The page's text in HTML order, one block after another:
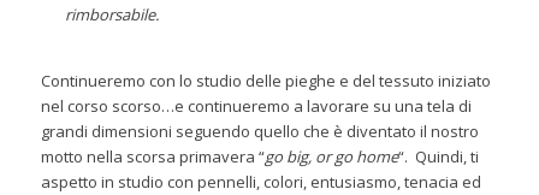
rimborsabile.
Continueremo con lo studio delle pieghe e del tessuto iniziato
nel corso scorso…e continueremo a lavorare su una tela di
grandi dimensioni seguendo quello che è diventato il nostro
motto nella scorsa primavera “go big, or go home“. Quindi, ti
aspetto in studio con pennelli, colori, entusiasmo, tenacia ed